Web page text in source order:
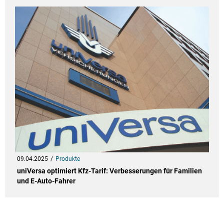
09.04.2025 Produkte
uniVersa optimiert Kfz-Tarif: Verbesserungen für Familien
und E-Auto-Fahrer